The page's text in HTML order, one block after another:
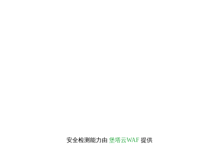
安全检测能力由 堡塔云WAF 提供